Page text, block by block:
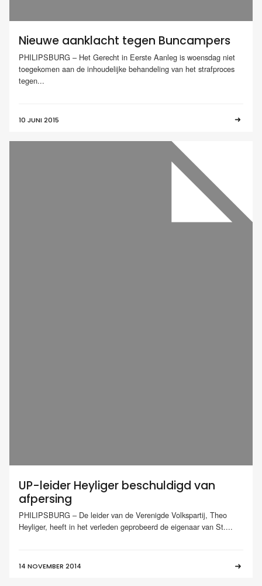
Nieuwe aanklacht tegen Buncampers
PHILIPSBURG – Het Gerecht in Eerste Aanleg is woensdag niet
toegekomen aan de inhoudelijke behandeling van het strafproces
tegen...
10 JUNI 2015
UP-leider Heyliger beschuldigd van
afpersing
PHILIPSBURG – De leider van de Verenigde Volkspartij, Theo
Heyliger, heeft in het verleden geprobeerd de eigenaar van St....
14 NOVEMBER 2014